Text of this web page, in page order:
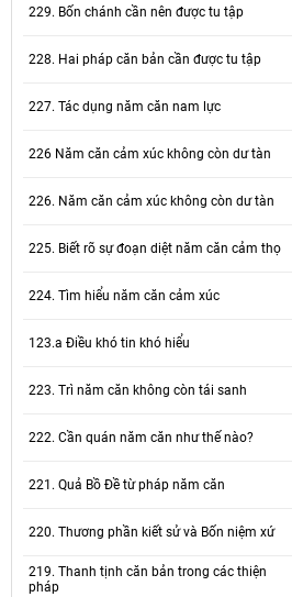
229. Bốn chánh cần nên được tu tập
228. Hai pháp căn bản cần được tu tập
227. Tác dụng năm căn nam lực
226 Năm căn cảm xúc không còn dư tàn
226. Năm căn cảm xúc không còn dư tàn
225. Biết rõ sự đoạn diệt năm căn cảm thọ
224. Tìm hiểu năm căn cảm xúc
123.a Điều khó tin khó hiểu
223. Trì năm căn không còn tái sanh
222. Cần quán năm căn như thế nào?
221. Quả Bồ Đề từ pháp năm căn
220. Thương phần kiết sử và Bốn niệm xứ
219. Thanh tịnh căn bản trong các thiện
pháp